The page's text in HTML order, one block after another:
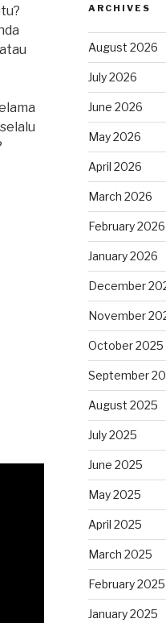
ARCHIVES
August 2026
July 2026
June 2026
May 2026
April 2026
March 2026
February 2026
January 2026
December
November
October 2025
September
August 2025
July 2025
June 2025
May 2025
April 2025
March 2025
February 2025
January 2025